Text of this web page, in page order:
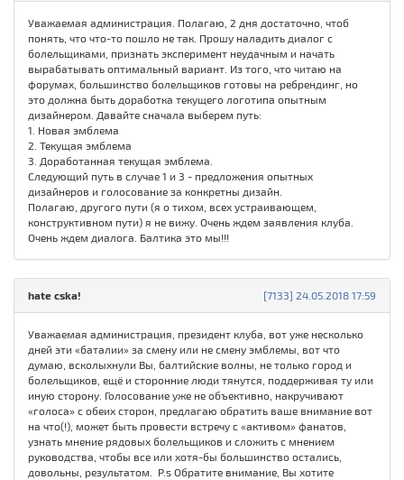
Уважаемая администрация. Полагаю, 2 дня достаточно, чтоб
понять, что что-то пошло не так. Прошу наладить диалог с
болельщиками, признать эксперимент неудачным и начать
вырабатывать оптимальный вариант. Из того, что читаю на
форумах, большинство болельщиков готовы на ребрендинг, но
это должна быть доработка текущего логотипа опытным
дизайнером. Давайте сначала выберем путь:
1. Новая эмблема
2. Текущая эмблема
3. Доработанная текущая эмблема.
Следующий путь в случае 1 и 3 - предложения опытных
дизайнеров и голосование за конкретны дизайн.
Полагаю, другого пути (я о тихом, всех устраивающем,
конструктивном пути) я не вижу. Очень ждем заявления клуба.
Очень ждем диалога. Балтика это мы!!!
[7133] 24.05.2018 17:59
hate cska!
Уважаемая администрация, президент клуба, вот уже несколько
дней эти «баталии» за смену или не смену эмблемы, вот что
думаю, всколыхнули Вы, балтийские волны, не только город и
болельщиков, ещё и сторонние люди тянутся, поддерживая ту или
иную сторону. Голосование уже не объективно, накручивают
«голоса» с обеих сторон, предлагаю обратить ваше внимание вот
на что(!), может быть провести встречу с «активом» фанатов,
узнать мнение рядовых болельщиков и сложить с мнением
руководства, чтобы все или хотя-бы большинство остались,
довольны, результатом. P.s Обратите внимание, Вы хотите